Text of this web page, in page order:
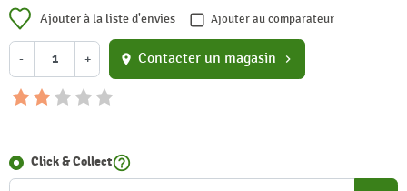
Ajouter à la liste d'envies Ajouter au comparateur
- + location_on Contacter un magasin chevron_right
Click & Collecthelp_outline